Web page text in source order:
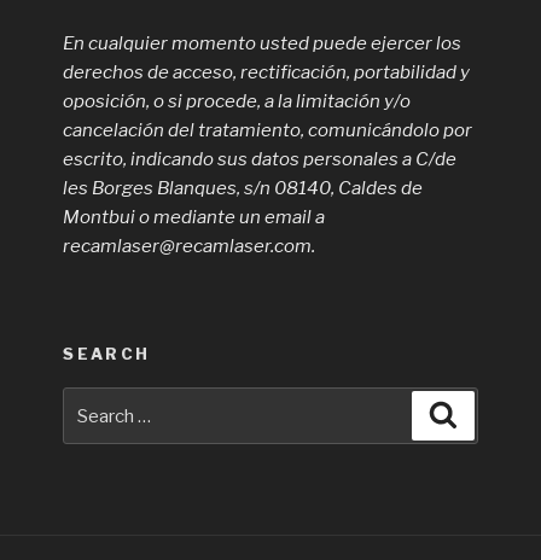
En cualquier momento usted puede ejercer los
derechos de acceso, rectificación, portabilidad y
oposición, o si procede, a la limitación y/o
cancelación del tratamiento, comunicándolo por
escrito, indicando sus datos personales a C/de
les Borges Blanques, s/n 08140, Caldes de
Montbui o mediante un email a
recamlaser@recamlaser.com.
SEARCH